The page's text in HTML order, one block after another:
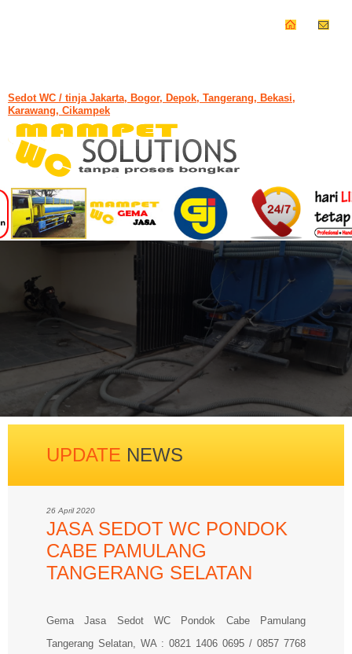
Sedot WC / tinja Jakarta, Bogor, Depok, Tangerang, Bekasi,
Karawang, Cikampek
UPDATE NEWS
26 April 2020
JASA SEDOT WC PONDOK
CABE PAMULANG
TANGERANG SELATAN
Gema Jasa Sedot WC Pondok Cabe Pamulang
Tangerang Selatan, WA : 0821 1406 0695 / 0857 7768